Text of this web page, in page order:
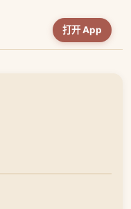
打开 App